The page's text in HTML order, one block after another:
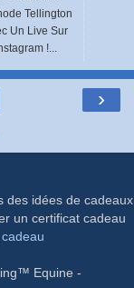
Tellington
Un Live Sur
!...
›
des idées de cadeaux
un certificat cadeau
Equine -